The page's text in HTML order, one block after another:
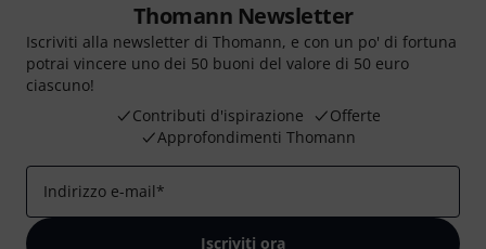
Thomann Newsletter
Iscriviti alla newsletter di Thomann, e con un po' di fortuna
potrai vincere uno dei 50 buoni del valore di 50 euro
ciascuno!
Contributi d'ispirazione
Offerte
Approfondimenti Thomann
Indirizzo e-mail*
Iscriviti ora